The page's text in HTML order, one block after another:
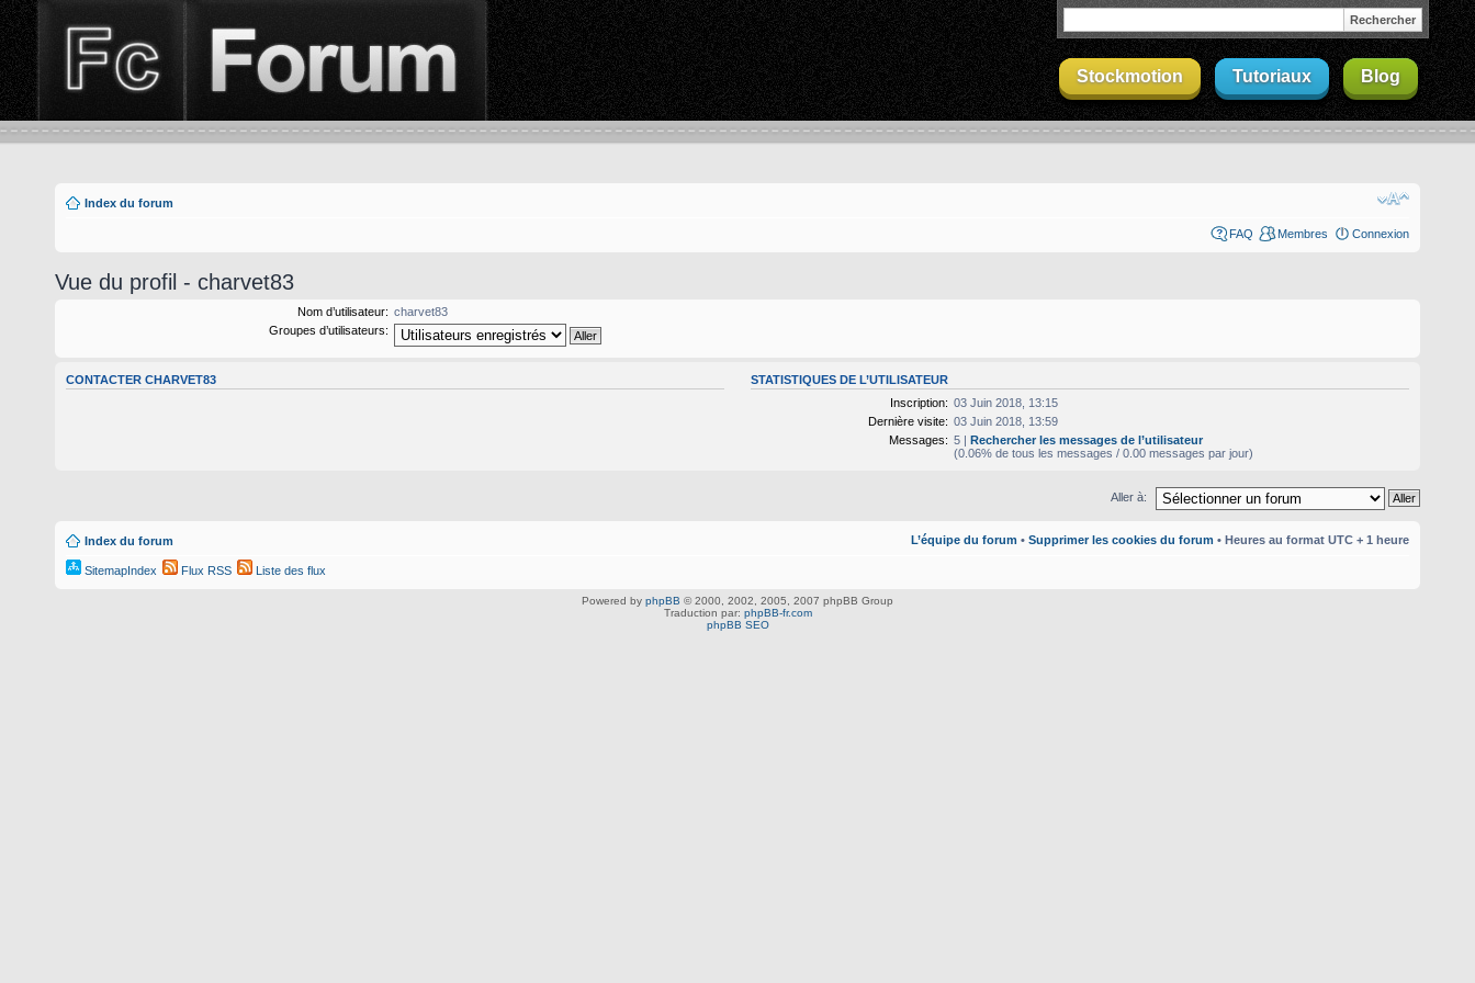
Stockmotion Tutoriaux Blog
Index du forum
FAQ Membres Connexion
Vue du profil - charvet83
Nom d’utilisateur: charvet83
Groupes d’utilisateurs:
CONTACTER CHARVET83
STATISTIQUES DE L’UTILISATEUR
Inscription: 03 Juin 2018, 13:15
Dernière visite: 03 Juin 2018, 13:59
Messages: 5 |Rechercher les messages de l’utilisateur
(0.06% de tous les messages / 0.00 messages par jour)
Aller à:
Index du forum L’équipe du forum • Supprimer les cookies du forum • Heures au format UTC + 1 heure
SitemapIndex Flux RSS Liste des flux
Powered by phpBB © 2000, 2002, 2005, 2007 phpBB Group
Traduction par: phpBB-fr.com
phpBB SEO